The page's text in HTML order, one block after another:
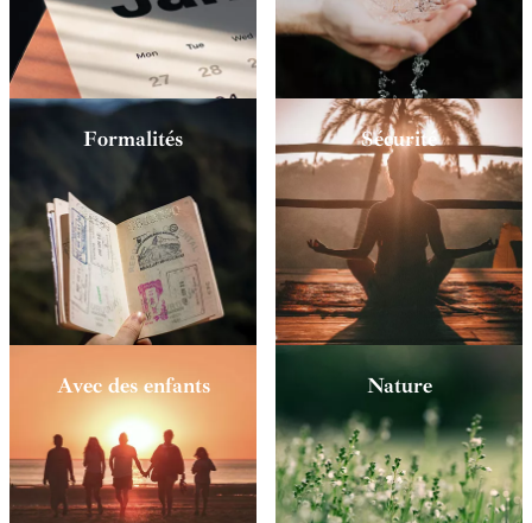
Formalités Sécurité
Avec des enfants Nature